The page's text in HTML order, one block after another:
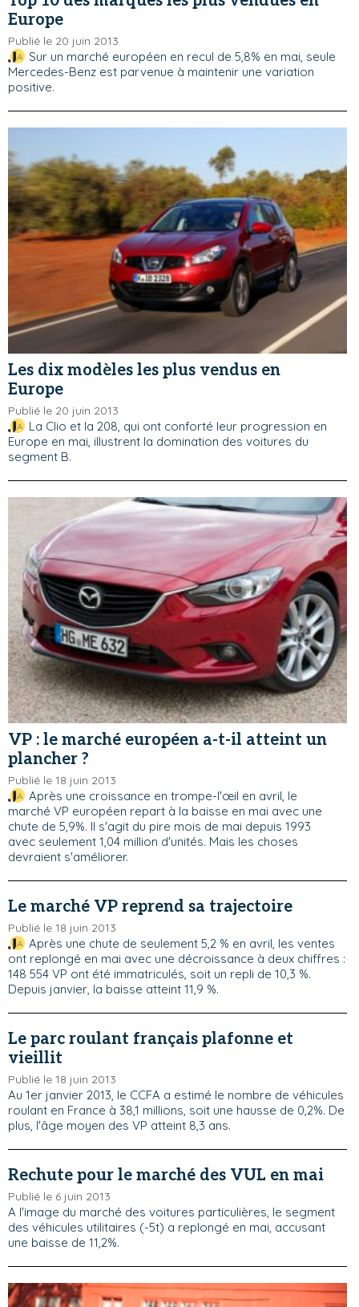
Europe
Publié le 20 juin 2013
Sur un marché européen en recul de 5,8% en mai, seule
Mercedes-Benz est parvenue à maintenir une variation
positive.
Les dix modèles les plus vendus en
Europe
Publié le 20 juin 2013
La Clio et la 208, qui ont conforté leur progression en
Europe en mai, illustrent la domination des voitures du
segment B.
VP : le marché européen a-t-il atteint un
plancher ?
Publié le 18 juin 2013
Après une croissance en trompe-l'œil en avril, le
marché VP européen repart à la baisse en mai avec une
chute de 5,9%. Il s'agit du pire mois de mai depuis 1993
avec seulement 1,04 million d'unités. Mais les choses
devraient s'améliorer.
Le marché VP reprend sa trajectoire
Publié le 18 juin 2013
Après une chute de seulement 5,2 % en avril, les ventes
ont replongé en mai avec une décroissance à deux chiffres :
148 554 VP ont été immatriculés, soit un repli de 10,3 %.
Depuis janvier, la baisse atteint 11,9 %.
Le parc roulant français plafonne et
vieillit
Publié le 18 juin 2013
Au 1er janvier 2013, le CCFA a estimé le nombre de véhicules
roulant en France à 38,1 millions, soit une hausse de 0,2%. De
plus, l'âge moyen des VP atteint 8,3 ans.
Rechute pour le marché des VUL en mai
Publié le 6 juin 2013
A l'image du marché des voitures particulières, le segment
des véhicules utilitaires (-5t) a replongé en mai, accusant
une baisse de 11,2%.